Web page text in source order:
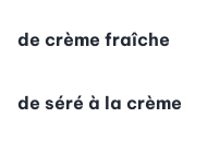
de crème fraîche
de séré à la crème